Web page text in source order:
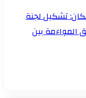
تشكيل لجنة
المواءمة بين